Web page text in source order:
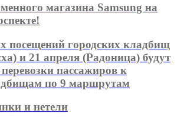
магазина Samsung на
посещений городских кладбищ
и 21 апреля (Радоница) будут
пассажиров к
по 9 маршрутам
и нетели